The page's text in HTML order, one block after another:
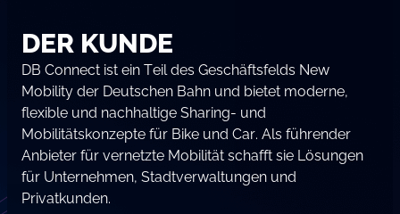
DER KUNDE
DB Connect ist ein Teil des Geschäftsfelds New
Mobility der Deutschen Bahn und bietet moderne,
flexible und nachhaltige Sharing- und
Mobilitätskonzepte für Bike und Car. Als führender
Anbieter für vernetzte Mobilität schafft sie Lösungen
für Unternehmen, Stadtverwaltungen und
Privatkunden.